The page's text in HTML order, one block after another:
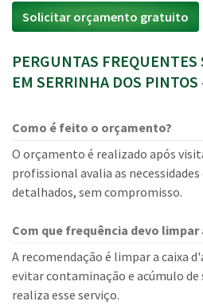
Solicitar orçamento gratuito
PERGUNTAS FREQUENTES
EM SERRINHA DOS PINTOS
Como é feito o orçamento?
O orçamento é realizado após
profissional avalia as
detalhados, sem compromisso.
Com que frequência devo limpar
A recomendação é limpar a caixa
evitar contaminação e acúmulo de
realiza esse serviço.